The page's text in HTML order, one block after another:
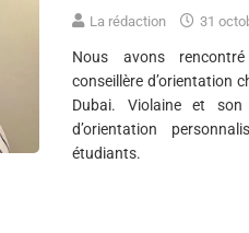
La rédaction 31
Nous avons
conseillère d’orientation
Dubai. Violaine et
d’orientation
étudiants.